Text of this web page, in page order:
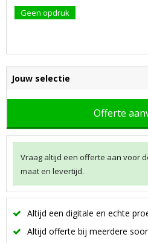
Geen opdruk
Jouw selectie
Offerte
Vraag altijd een offerte aan voor
maat en levertijd.
Altijd een digitale en echte
Altijd offerte bij meerdere